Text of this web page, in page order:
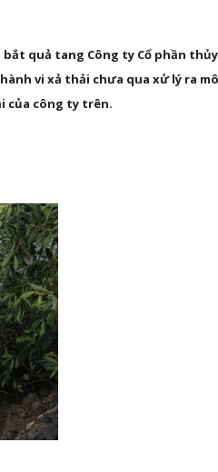
quả tang Công ty Cổ phần
hành vi xả thải chưa qua xử lý ra
của công ty trên.